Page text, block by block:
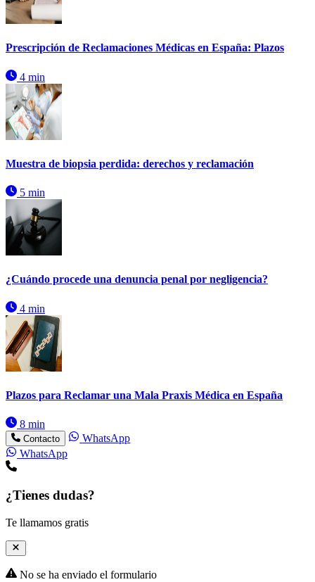
Prescripción de Reclamaciones Médicas en España: Plazos
4 min
Muestra de biopsia perdida: derechos y reclamación
5 min
¿Cuándo procede una denuncia penal por negligencia?
4 min
Plazos para Reclamar una Mala Praxis Médica en España
8 min
Contacto
WhatsApp
WhatsApp
¿Tienes dudas?
Te llamamos gratis
No se ha enviado el formulario